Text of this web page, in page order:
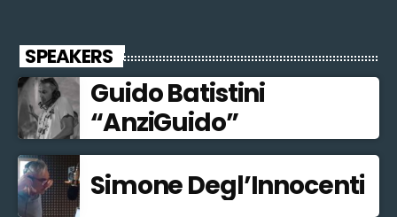
SPEAKERS
Guido Batistini
“AnziGuido”
Simone Degl’Innocenti